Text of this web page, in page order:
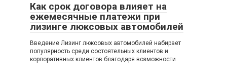
Как срок договора влияет на
ежемесячные платежи при
лизинге люксовых автомобилей
Введение Лизинг люксовых автомобилей набирает
популярность среди состоятельных клиентов и
корпоративных клиентов благодаря возможности